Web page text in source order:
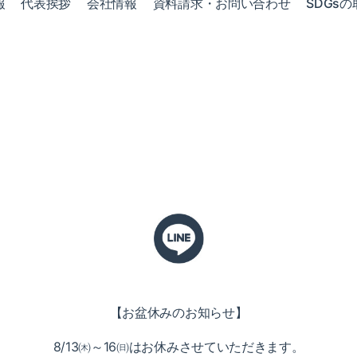
【お盆休みのお知らせ】
8/13㈭～16㈰はお休みさせていただきます。